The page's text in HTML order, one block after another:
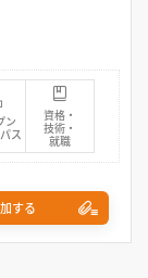
ン
ス
資格・
技術・
就職
する